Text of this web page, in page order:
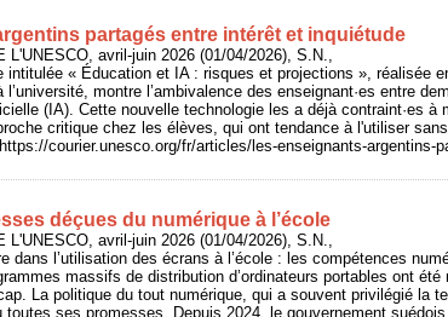
partagés entre intérêt et inquiétude
L'UNESCO, avril-juin 2026 (01/04/2026), S.N.,
intitulée « Éducation et IA : risques et projections », réalisée
montre l’ambivalence des enseignant·es entre
(IA). Cette nouvelle technologie les a déjà contraint·es à
critique chez les élèves, qui ont tendance à l'utiliser
courier.unesco.org/fr/articles/les-enseignants-argentins-
déçues du numérique à l’école
L'UNESCO, avril-juin 2026 (01/04/2026), S.N.,
dans l’utilisation des écrans à l’école : les compétences
massifs de distribution d’ordinateurs portables ont
La politique du tout numérique, qui a souvent privilégié la
toutes ses promesses. Depuis 2024, le gouvernement